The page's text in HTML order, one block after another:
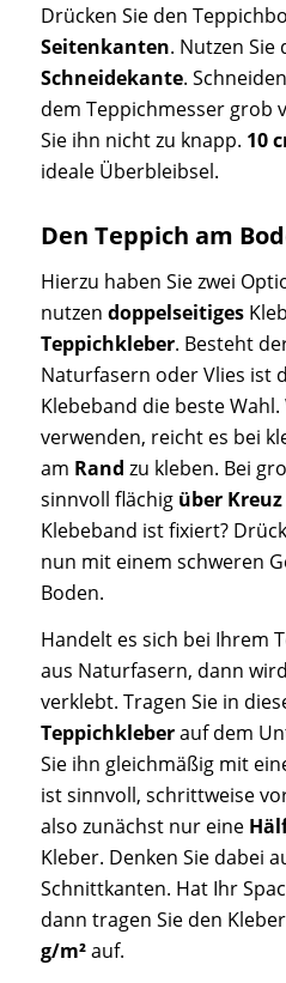
Drücken Sie den
Seitenkanten. Nutzen Sie
Schneidekante.
dem Teppichmesser grob
Sie ihn nicht zu knapp. 10
ideale Überbleibsel.
Den Teppich am
Hierzu haben Sie zwei
nutzen doppelseitiges
Teppichkleber. Besteht
Naturfasern oder Vlies ist
Klebeband die beste
verwenden, reicht es bei
am Rand zu kleben. Bei
sinnvoll flächig über Kreuz
Klebeband ist fixiert?
nun mit einem schweren
Boden.
Handelt es sich bei Ihrem
aus Naturfasern, dann
verklebt. Tragen Sie in
Teppichkleberauf dem
Sie ihn gleichmäßig mit
ist sinnvoll, schrittweise
also zunächst nur eine
Kleber. Denken Sie dabei
Schnittkanten. Hat Ihr
dann tragen Sie den
g/m²auf.